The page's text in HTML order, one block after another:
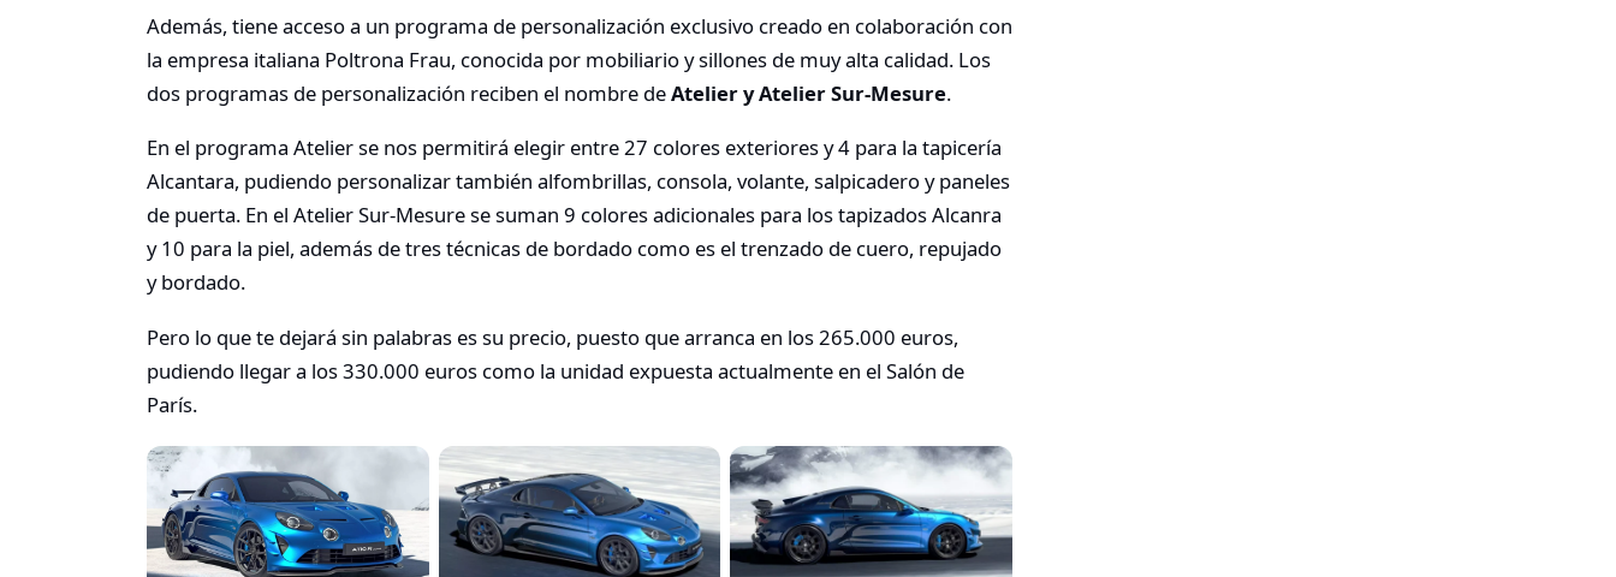
Además, tiene acceso a un programa de personalización exclusivo creado en colaboración con
la empresa italiana Poltrona Frau, conocida por mobiliario y sillones de muy alta calidad. Los
dos programas de personalización reciben el nombre deAtelier y Atelier Sur-Mesure.
En el programa Atelier se nos permitirá elegir entre 27 colores exteriores y 4 para la tapicería
Alcantara, pudiendo personalizar también alfombrillas, consola, volante, salpicadero y paneles
de puerta. En el Atelier Sur-Mesure se suman 9 colores adicionales para los tapizados Alcanra
y 10 para la piel, además de tres técnicas de bordado como es el trenzado de cuero, repujado
y bordado.
Pero lo que te dejará sin palabras es su precio, puesto que arranca en los 265.000 euros,
pudiendo llegar a los 330.000 euros como la unidad expuesta actualmente en el Salón de
París.